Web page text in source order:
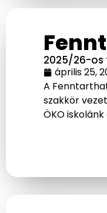
2025/26-os
április 25,
A
szakkör
ÖKO iskolánk